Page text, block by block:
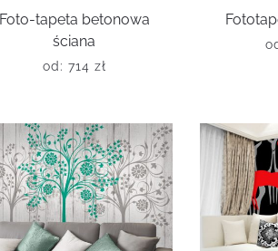
Foto-tapeta betonowa
ściana
od: 714 zł